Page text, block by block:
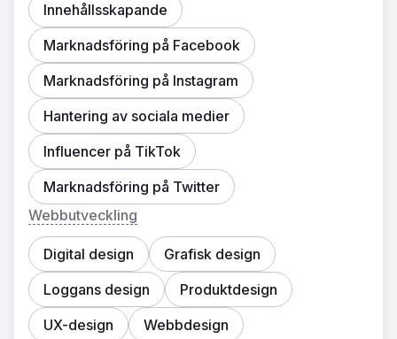
Innehållsskapande
Marknadsföring på Facebook
Marknadsföring på Instagram
Hantering av sociala medier
Influencer på TikTok
Marknadsföring på Twitter
Webbutveckling
Digital design
Grafisk design
Loggans design
Produktdesign
UX-design
Webbdesign